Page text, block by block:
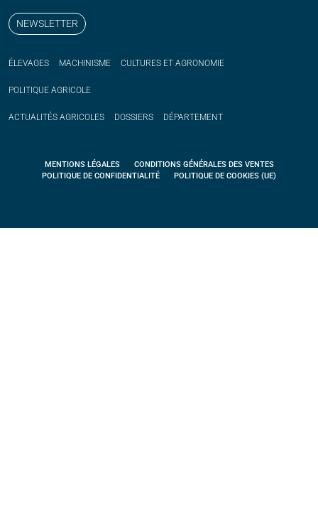
NEWSLETTER
ÉLEVAGES MACHINISME CULTURES ET AGRONOMIE
POLITIQUE AGRICOLE
ACTUALITÉS AGRICOLES DOSSIERS DÉPARTEMENT
MENTIONS LÉGALES
CONDITIONS GÉNÉRALES DES VENTES
POLITIQUE DE CONFIDENTIALITÉ
POLITIQUE DE COOKIES (UE)